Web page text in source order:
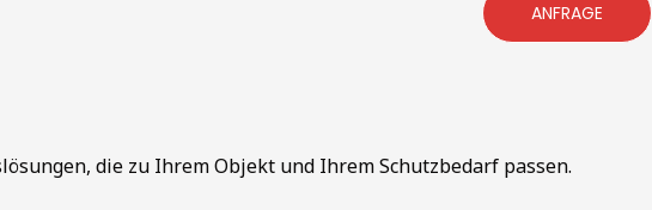
ANFRAGE
die zu Ihrem Objekt und Ihrem Schutzbedarf passen.